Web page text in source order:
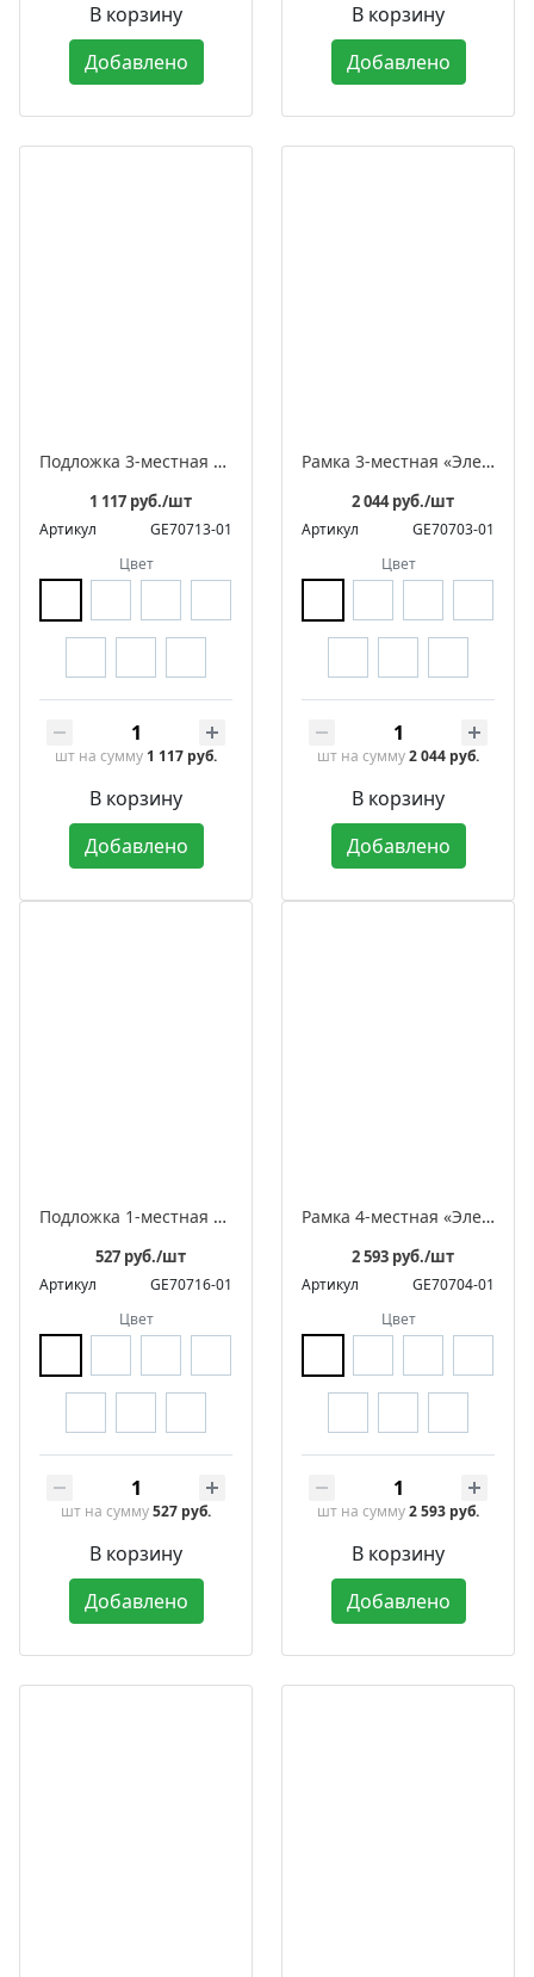
В корзину
Добавлено
В корзину
Добавлено
Подложка 3-местная «Элегант»
1 117 руб./шт
Артикул
GE70713-01
Цвет
шт на сумму 1 117 руб.
В корзину
Добавлено
Рамка 3-местная «Элегант»
2 044 руб./шт
Артикул
GE70703-01
Цвет
шт на сумму2 044 руб.
В корзину
Добавлено
Подложка 1-местная «Престиж»
527 руб./шт
Артикул
GE70716-01
Цвет
шт на сумму527 руб.
В корзину
Добавлено
Рамка 4-местная «Элегант»
2 593 руб./шт
Артикул
GE70704-01
Цвет
шт на сумму2 593 руб.
В корзину
Добавлено